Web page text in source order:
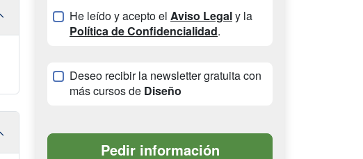
He leído y acepto el Aviso Legaly la
Política de Confidencialidad.
Deseo recibir la newsletter gratuita con
más cursos de Diseño